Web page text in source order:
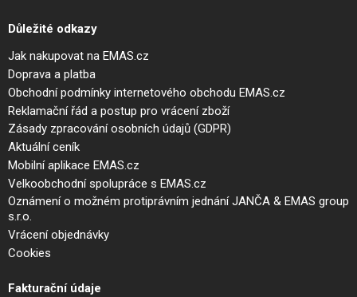
Důležité odkazy
Jak nakupovat na EMAS.cz
Doprava a platba
Obchodní podmínky internetového obchodu EMAS.cz
Reklamační řád a postup pro vrácení zboží
Zásady zpracování osobních údajů (GDPR)
Aktuální ceník
Mobilní aplikace EMAS.cz
Velkoobchodní spolupráce s EMAS.cz
Oznámení o možném protiprávním jednání JANČA & EMAS group
s.r.o.
Vrácení objednávky
Cookies
Fakturační údaje